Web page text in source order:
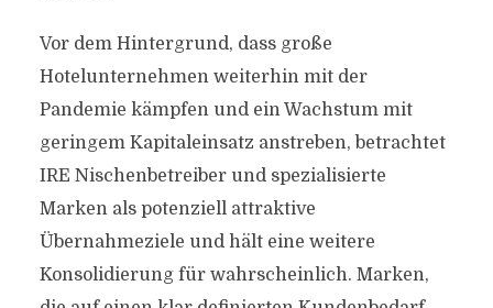
Vor dem Hintergrund, dass große
Hotelunternehmen weiterhin mit der
Pandemie kämpfen und ein Wachstum mit
geringem Kapitaleinsatz anstreben, betrachtet
IRE Nischenbetreiber und spezialisierte
Marken als potenziell attraktive
Übernahmeziele und hält eine weitere
Konsolidierung für wahrscheinlich. Marken,